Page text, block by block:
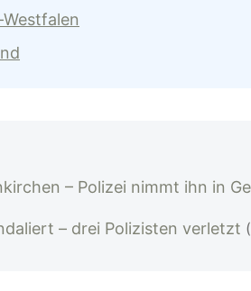
– Polizei nimmt ihn in
– drei Polizisten verletzt